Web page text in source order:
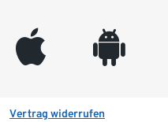
appleinc android
Vertrag widerrufen